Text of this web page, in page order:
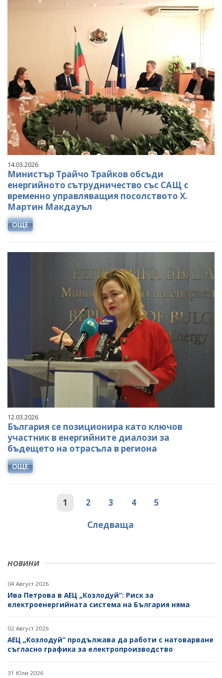
НОВИНИ
04 Август 2026
Ива Петрова в АЕЦ „Козлодуй“: Риск за
електроенергийната система на България няма
02 Август 2026
АЕЦ „Козлодуй“ продължава да работи с натоварване
съгласно графика за електропроизводство
31 Юли 2026
14.03.2026
Министър Трайчо Трайков обсъди
енергийното сътрудничество със САЩ с
временно управляващия посолството Х.
Мартин Макдауъл
ОЩЕ
12.03.2026
България се позиционира като ключов
участник в енергийните диалози за
бъдещето на отрасъла в региона
ОЩЕ
1 2 3 4
5
Следваща